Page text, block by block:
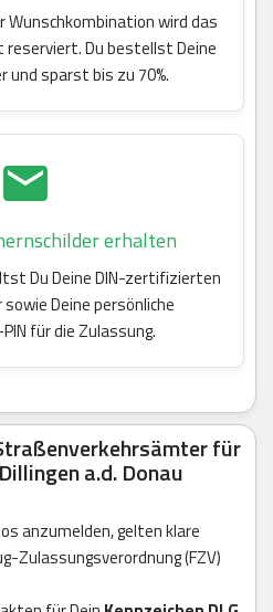
Wunschkombination wird das
reserviert. Du bestellst Deine
und sparst bis zu 70%.
erhalten
Du Deine DIN-zertifizierten
Deine persönliche
für die Zulassung.
für
a.d. Donau
anzumelden, gelten klare
Zulassungsverordnung (FZV)